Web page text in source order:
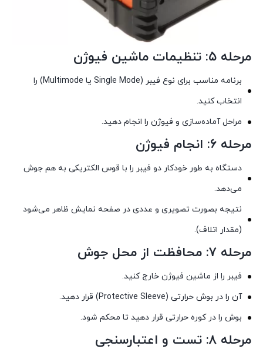
مرحله ۵: تنظیمات ماشین فیوژن
برنامه مناسب برای نوع فیبر (Single Mode یا Multimode) را
انتخاب کنید.
مراحل آماده‌سازی و فیوژن را انجام دهید.
مرحله ۶: انجام فیوژن
دستگاه به طور خودکار دو فیبر را با قوس الکتریکی به هم جوش
می‌دهد.
نتیجه بصورت تصویری و عددی در صفحه نمایش ظاهر می‌شود
(مقدار اتلاف).
مرحله ۷: محافظت از محل جوش
فیبر را از ماشین فیوژن خارج کنید.
آن را در بوش حرارتی (Protective Sleeve) قرار دهید.
بوش را در کوره حرارتی قرار دهید تا محکم شود.
مرحله ۸: تست و اعتبارسنجی